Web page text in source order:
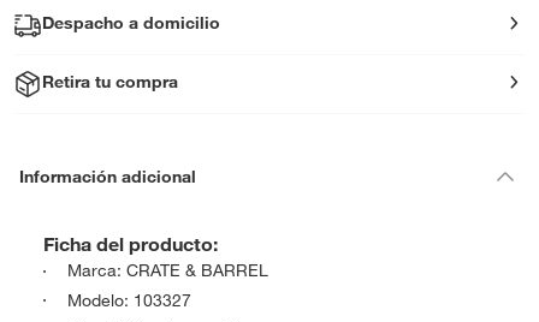
Despacho a domicilio
Retira tu compra
Información adicional
Ficha del producto:
Marca: CRATE & BARREL
Modelo: 103327